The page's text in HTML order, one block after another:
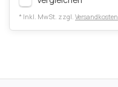
* Inkl. MwSt. zzgl. Versandkosten